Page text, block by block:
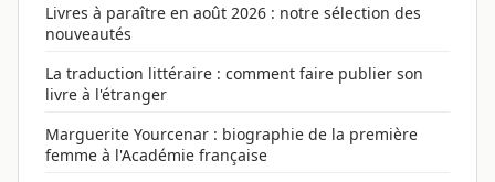
Livres à paraître en août 2026 : notre sélection des
nouveautés
La traduction littéraire : comment faire publier son
livre à l'étranger
Marguerite Yourcenar : biographie de la première
femme à l'Académie française